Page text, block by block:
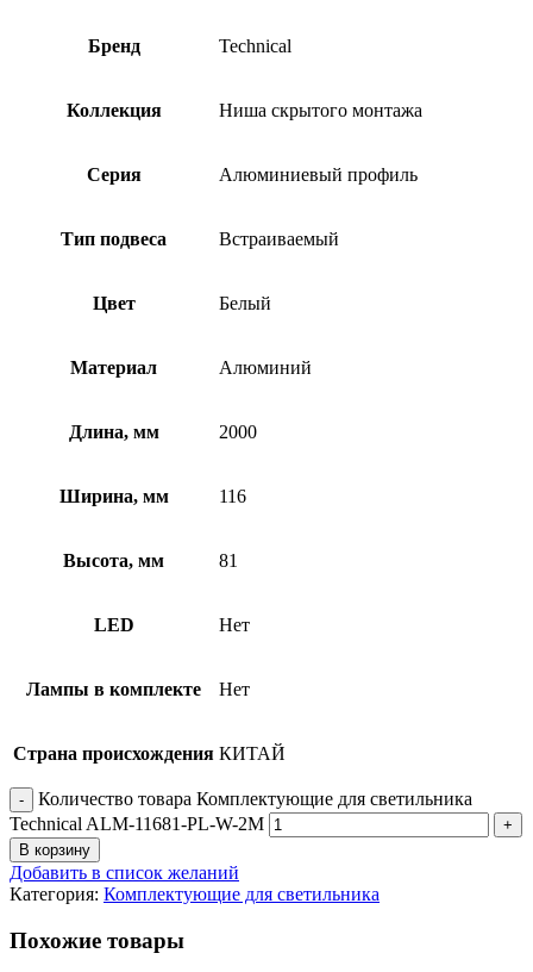
Бренд Technical
Коллекция Ниша скрытого монтажа
Серия Алюминиевый профиль
Тип подвеса Встраиваемый
Цвет Белый
Материал Алюминий
Длина, мм 2000
Ширина, мм 116
Высота, мм 81
LED Нет
Лампы в комплекте Нет
Страна происхождения КИТАЙ
Количество товара Комплектующие для светильника
Technical ALM-11681-PL-W-2M
В корзину
Добавить в список желаний
Категория: Комплектующие для светильника
Похожие товары